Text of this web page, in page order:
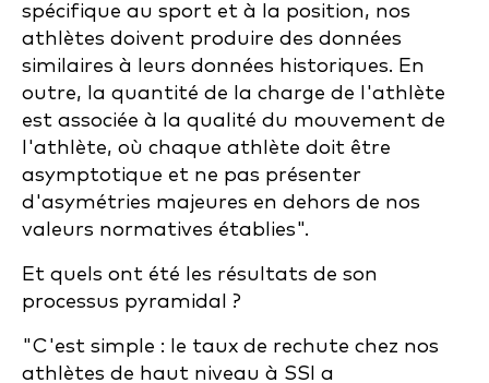
spécifique au sport et à la position, nos
athlètes doivent produire des données
similaires à leurs données historiques. En
outre, la quantité de la charge de l'athlète
est associée à la qualité du mouvement de
l'athlète, où chaque athlète doit être
asymptotique et ne pas présenter
d'asymétries majeures en dehors de nos
valeurs normatives établies".
Et quels ont été les résultats de son
processus pyramidal ?
"C'est simple : le taux de rechute chez nos
athlètes de haut niveau à SSI a